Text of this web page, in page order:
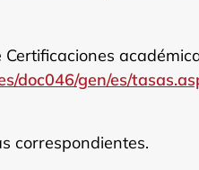
doc046/gen/es/
correspondientes.